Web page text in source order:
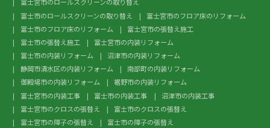
富士宮市のロールスクリーンの取り替え
富士市のロールスクリーンの取り替え
富士宮市のフロア床のリフォーム
富士市のフロア床のリフォーム
富士宮市の張替え施工
富士市の張替え施工
富士宮市の内装リフォーム
富士市の内装リフォーム
沼津市の内装リフォーム
静岡市清水区の内装リフォーム
南部町の内装リフォーム
御殿場市の内装リフォーム
裾野市の内装リフォーム
富士宮市の内装工事
富士市の内装工事
沼津市の内装工事
富士宮市のクロスの張替え
富士市のクロスの張替え
富士宮市の障子の張替え
富士市の障子の張替え